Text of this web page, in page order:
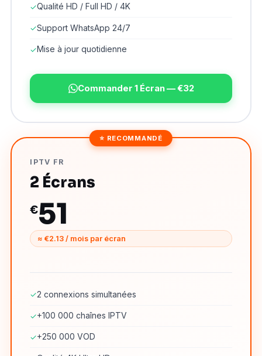
✓Qualité HD / Full HD / 4K
✓Support WhatsApp 24/7
✓Mise à jour quotidienne
Commander 1 Écran — €32
⭐ RECOMMANDÉ
IPTV FR
2 Écrans
€51
≈ €2.13 / mois par écran
✓2 connexions simultanées
✓+100 000 chaînes IPTV
✓+250 000 VOD